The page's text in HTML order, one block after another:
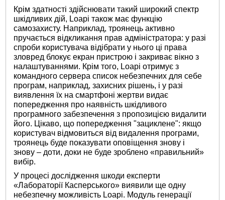
Крім здатності здійснювати такий широкий спектр
шкідливих дій, Loapi також має функцію
самозахисту. Наприклад, троянець активно
пручається відкликання прав адміністратора: у разі
спроби користувача відібрати у нього ці права
зловред блокує екран пристрою і закриває вікно з
налаштуваннями. Крім того, Loapi отримує з
командного сервера список небезпечних для себе
програм, наприклад, захисних рішень, і у разі
виявлення їх на смартфоні жертви видає
попередження про наявність шкідливого
програмного забезпечення з пропозицією видалити
його. Цікаво, що попередження "зациклене": якщо
користувач відмовиться від видалення програми,
троянець буде показувати оповіщення знову і
знову – доти, доки не буде зроблено «правильний»
вибір.
У процесі дослідження шкоди експерти
«Лабораторії Касперського» виявили ще одну
небезпечну можливість Loapi. Модуль генерації